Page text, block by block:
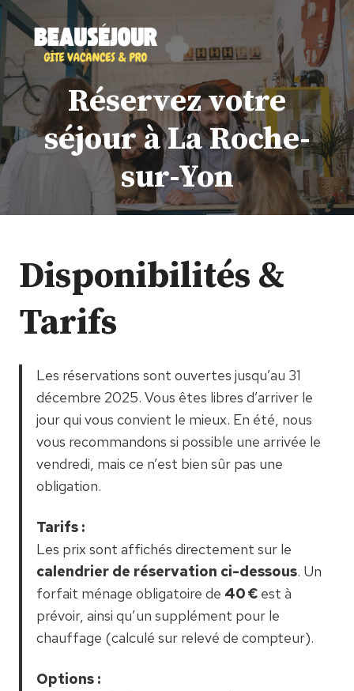
Aller
contenu
Réservez votre
séjour à La Roche-
sur-Yon
Disponibilités &
Tarifs
Les réservations sont ouvertes jusqu’au 31
décembre 2025. Vous êtes libres d’arriver le
jour qui vous convient le mieux. En été, nous
vous recommandons si possible une arrivée le
vendredi, mais ce n’est bien sûr pas une
obligation.
Tarifs :
Les prix sont affichés directement sur le
calendrier de réservation ci-dessous. Un
forfait ménage obligatoire de 40 € est à
prévoir, ainsi qu’un supplément pour le
chauffage (calculé sur relevé de compteur).
Options :